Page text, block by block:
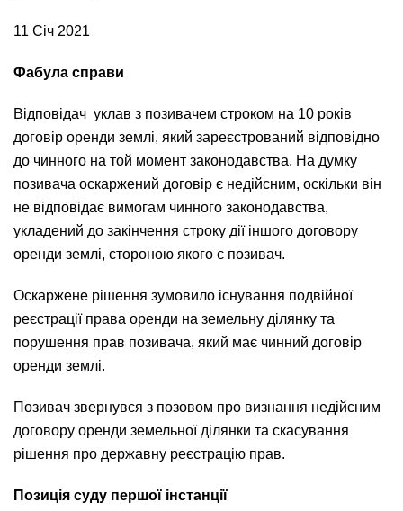
11 Січ 2021
Фабула справи
Відповідач уклав з позивачем строком на 10 років
договір оренди землі, який зареєстрований відповідно
до чинного на той момент законодавства. На думку
позивача оскаржений договір є недійсним, оскільки він
не відповідає вимогам чинного законодавства,
укладений до закінчення строку дії іншого договору
оренди землі, стороною якого є позивач.
Оскаржене рішення зумовило існування подвійної
реєстрації права оренди на земельну ділянку та
порушення прав позивача, який має чинний договір
оренди землі.
Позивач звернувся з позовом про визнання недійсним
договору оренди земельної ділянки та скасування
рішення про державну реєстрацію прав.
Позиція суду першої інстанції